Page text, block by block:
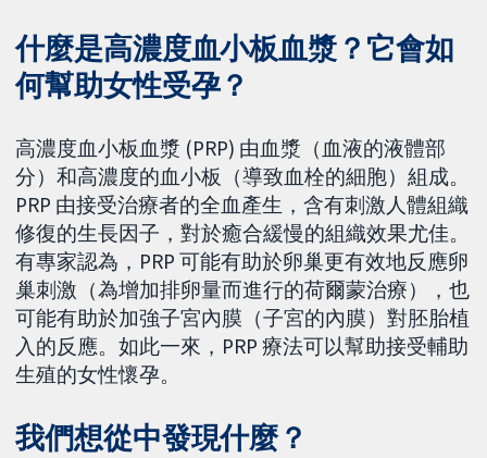
什麼是高濃度血小板血漿？它會如
何幫助女性受孕？
高濃度血小板血漿 (PRP) 由血漿（血液的液體部
分）和高濃度的血小板（導致血栓的細胞）組成。
PRP 由接受治療者的全血產生，含有刺激人體組織
修復的生長因子，對於癒合緩慢的組織效果尤佳。
有專家認為，PRP 可能有助於卵巢更有效地反應卵
巢刺激（為增加排卵量而進行的荷爾蒙治療），也
可能有助於加強子宮內膜（子宮的內膜）對胚胎植
入的反應。如此一來，PRP 療法可以幫助接受輔助
生殖的女性懷孕。
我們想從中發現什麼？